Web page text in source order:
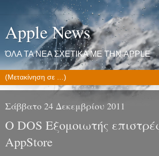
Apple News
ΌΛΑ ΤΑ ΝΕΑ ΣΧΕΤΙΚΑ ΜΕ ΤΗΝ APPLE
Σάββατο 24 Δεκεμβρίου 2011
Ο DOS Εξομοιωτής
AppStore